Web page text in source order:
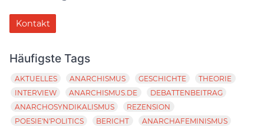
Kontakt
Häufigste Tags
AKTUELLES ANARCHISMUS GESCHICHTE
THEORIE
INTERVIEW
ANARCHISMUS.DE
DEBATTENBEITRAG
ANARCHOSYNDIKALISMUS
REZENSION
POESIE'N'POLITICS
BERICHT
ANARCHAFEMINISMUS